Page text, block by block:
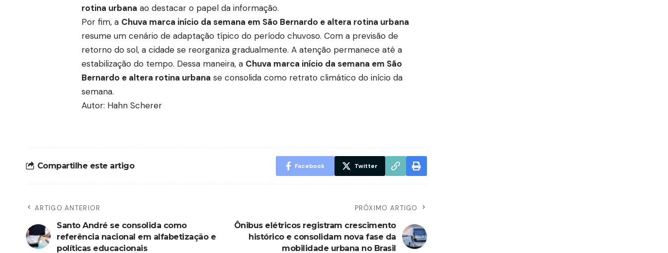
rotina urbana ao destacar o papel da informação.
Por fim, a Chuva marca início da semana em São Bernardo e altera rotina urbana
resume um cenário de adaptação típico do período chuvoso. Com a previsão de
retorno do sol, a cidade se reorganiza gradualmente. A atenção permanece até a
estabilização do tempo. Dessa maneira, a Chuva marca início da semana em São
Bernardo e altera rotina urbana se consolida como retrato climático do início da
semana.
Autor: Hahn Scherer
Compartilhe este artigo Facebook Twitter
ARTIGO ANTERIOR
Santo André se consolida como
referência nacional em alfabetização e
políticas educacionais
PRÓXIMO ARTIGO
Ônibus elétricos registram crescimento
histórico e consolidam nova fase da
mobilidade urbana no Brasil